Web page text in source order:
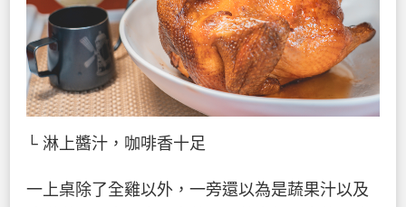
└ 淋上醬汁，咖啡香十足
一上桌除了全雞以外，一旁還以為是蔬果汁以及